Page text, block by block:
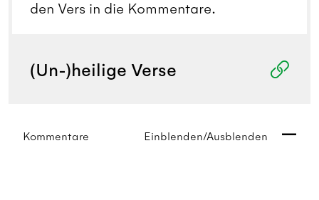
den Vers in die Kommentare.
(Un-)heilige Verse
Kommentare Einblenden/Ausblenden